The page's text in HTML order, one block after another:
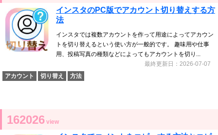
インスタのPC版でアカウント切り替えする方
法
インスタでは複数アカウントを作って用途によってアカウン
トを切り替えるという使い方が一般的です。 趣味用や仕事
用、投稿写真の種類などによってもアカウントを切り...
最終更新日：2026-07-07
アカウント
切り替え 方法
162026 view